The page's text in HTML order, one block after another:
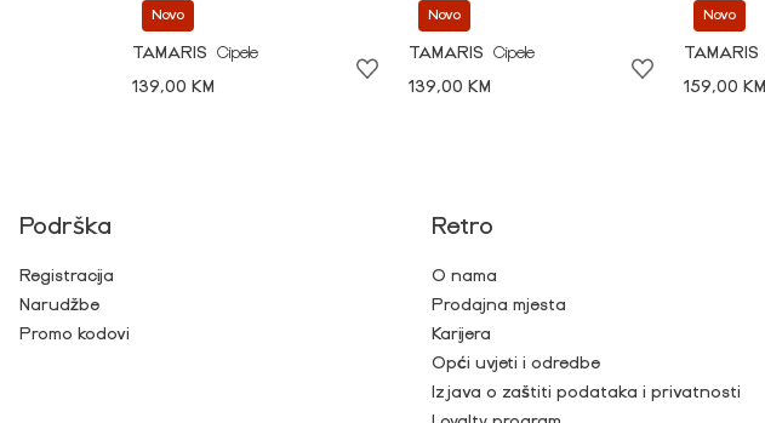
Novo
TAMARIS
Cipele
139,00 KM
Novo
TAMARIS
Cipele
139,00 KM
Novo
TAMARIS
159,00 KM
Podrška
Registracija
Narudžbe
Promo kodovi
Retro
O nama
Prodajna mjesta
Karijera
Opći uvjeti i odredbe
Izjava o zaštiti podataka i privatnosti